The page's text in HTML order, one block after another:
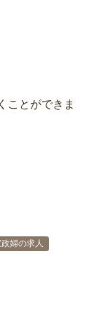
ことができま
婦の求人